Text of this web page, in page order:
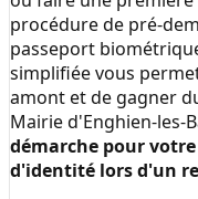
procédure de pré-
passeport
simplifiée vous
amont et de gagner
Mairie d'Enghien-les-
démarche pour
d'identité lors d'un